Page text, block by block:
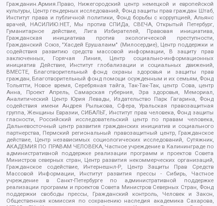
Гражданин.Армия.Право, Нижегородский центр немецкой и европейской
культуры, Центр гендерных исследований, Фонд защиты прав граждан Штаб,
Институт права и публичной политики, Фонд борьбы с коррупцией, Альянс
врачей, НАСИЛИЮ.НЕТ, Мы против СПИДа, СВЕЧА, Открытый Петербург,
Гуманитарное действие, Лига Избирателей, Правовая инициатива,
Гражданская инициатива против экологической преступности,
Гражданский Союз, "Хасдей Ерушалаим" (Милосердие), Центр поддержки и
содействия развитию средств массовой информации, В защиту прав
заключенных, Горячая Линия, Центр социально-информационных
инициатив Действие, Институт глобализации и социальных движений,
ВМЕСТЕ, Благотворительный фонд охраны здоровья и защиты прав
граждан, Благотворительный фонд помощи осужденным и их семьям, Фонд
Тольятти, Новое время, Серебряная тайга, Так-Так-Так, центр Сова, центр
Анна, Проект Апрель, Самарская губерния, Эра здоровья, Мемориал,
Аналитический Центр Юрия Левады, Издательство Парк Гагарина, Фонд
содействия имени Андрея Рылькова, Сфера, Уральская правозащитная
группа, Женщины Евразии, СИБАЛЬТ, Институт прав человека, Фонд защиты
гласности, Российский исследовательский центр по правам человека,
Дальневосточный центр развития гражданских инициатив и социального
партнерства, Пермский региональный правозащитный центр, Гражданское
действие, Центр независимых социологических исследований, Сутяжник,
АКАДЕМИЯ ПО ПРАВАМ ЧЕЛОВЕКА, Частное учреждение в Калининграде по
административной поддержке реализации программ и проектов Совета
Министров северных стран, Центр развития некоммерческих организаций,
Гражданское содействие, Интернешнл-Р, Центр Защиты Прав Средств
Массовой Информации, Институт развития прессы - Сибирь, Частное
учреждение в Санкт-Петербурге по административной поддержке
реализации программ и проектов Совета Министров Северных Стран, Фонд
поддержки свободы прессы, Гражданский контроль, Человек и Закон,
Общественная комиссия по сохранению наследия академика Сахарова,